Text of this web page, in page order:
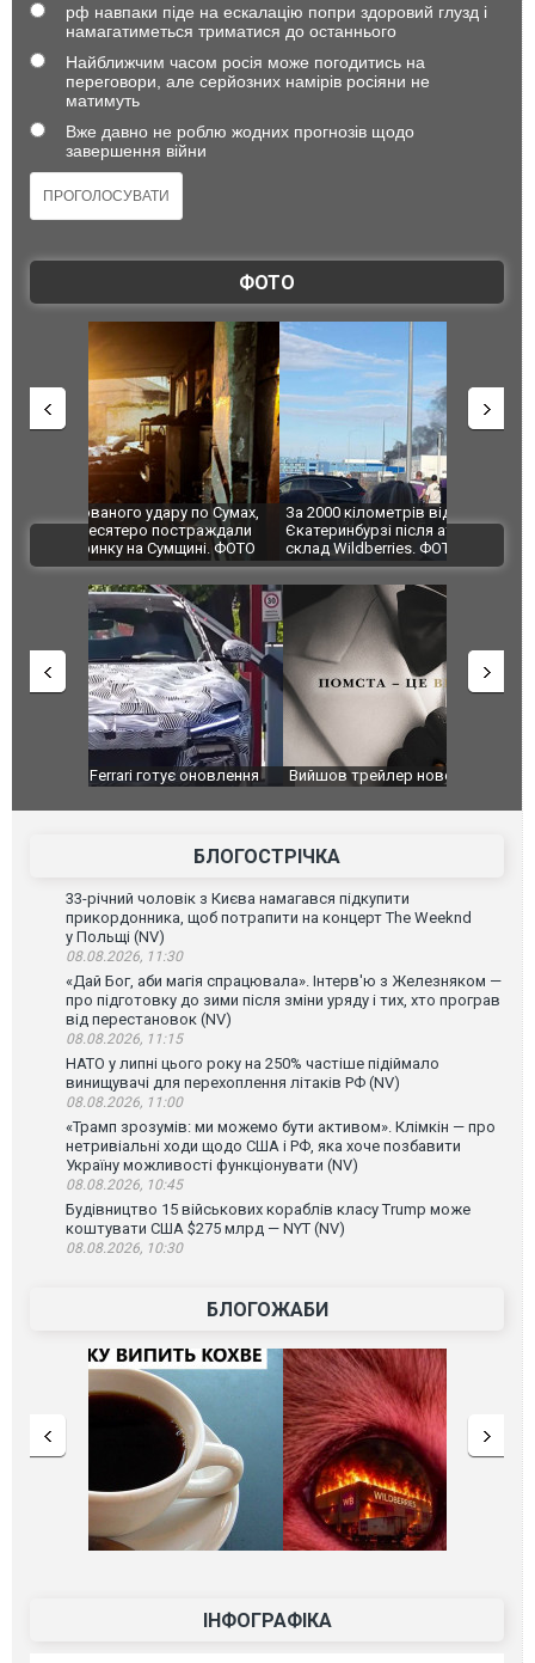
рф навпаки піде на ескалацію попри здоровий глузд і
намагатиметься триматися до останнього
Найближчим часом росія може погодитись на
переговори, але серйозних намірів росіяни не
матимуть
Вже давно не роблю жодних прогнозів щодо
завершення війни
ФОТО
За 2000 кілометрів від кордону з Україною: в
Єкатеринбурзі після атаки дронів загорівся
склад Wildberries. ФОТО. ВІДЕО
"Мої
ВІДЕО
Вийшов трейлер нової екранізації легендарного
БЛОГОСТРІЧКА
33-річний чоловік з Києва намагався підкупити
прикордонника, щоб потрапити на концерт The Weeknd
у Польщі (NV)
08.08.2026, 11:30
«Дай Бог, аби магія спрацювала». Інтерв'ю з Железняком —
про підготовку до зими після зміни уряду і тих, хто програв
від перестановок (NV)
08.08.2026, 11:15
НАТО у липні цього року на 250% частіше підіймало
винищувачі для перехоплення літаків РФ (NV)
08.08.2026, 11:00
«Трамп зрозумів: ми можемо бути активом». Клімкін — про
нетривіальні ходи щодо США і РФ, яка хоче позбавити
Україну можливості функціонувати (NV)
08.08.2026, 10:45
Будівництво 15 військових кораблів класу Trump може
коштувати США $275 млрд — NYT (NV)
08.08.2026, 10:30
БЛОГОЖАБИ
ІНФОГРАФІКА